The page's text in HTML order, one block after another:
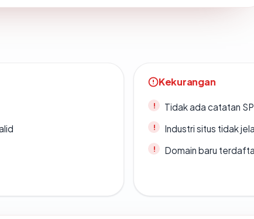
Kekurangan
Tidak ada catatan
Industri situs tidak
Domain baru